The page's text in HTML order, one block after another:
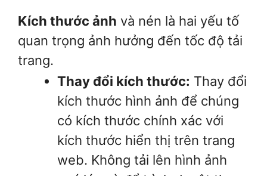
Kích thước ảnh và nén là hai yếu tố
quan trọng ảnh hưởng đến tốc độ tải
trang.
Thay đổi kích thước: Thay đổi
kích thước hình ảnh để chúng
có kích thước chính xác với
kích thước hiển thị trên trang
web. Không tải lên hình ảnh